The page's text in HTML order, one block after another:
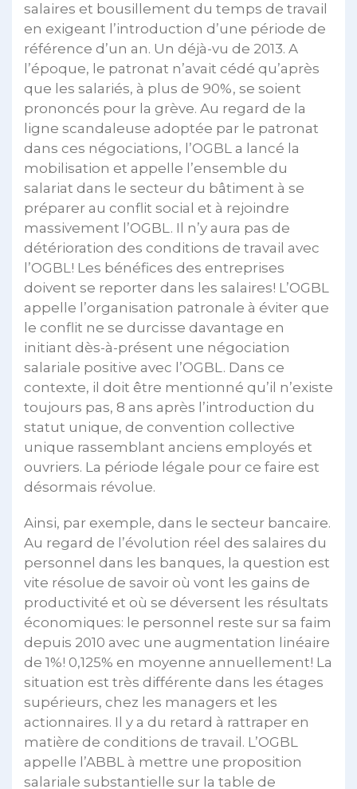
salaires et bousillement du temps de travail
en exigeant l’introduction d’une période de
référence d’un an. Un déjà-vu de 2013. A
l’époque, le patronat n’avait cédé qu’après
que les salariés, à plus de 90%, se soient
prononcés pour la grève. Au regard de la
ligne scandaleuse adoptée par le patronat
dans ces négociations, l’OGBL a lancé la
mobilisation et appelle l’ensemble du
salariat dans le secteur du bâtiment à se
préparer au conflit social et à rejoindre
massivement l’OGBL. Il n’y aura pas de
détérioration des conditions de travail avec
l’OGBL! Les bénéfices des entreprises
doivent se reporter dans les salaires! L’OGBL
appelle l’organisation patronale à éviter que
le conflit ne se durcisse davantage en
initiant dès-à-présent une négociation
salariale positive avec l’OGBL. Dans ce
contexte, il doit être mentionné qu’il n’existe
toujours pas, 8 ans après l’introduction du
statut unique, de convention collective
unique rassemblant anciens employés et
ouvriers. La période légale pour ce faire est
désormais révolue.
Ainsi, par exemple, dans le secteur bancaire.
Au regard de l’évolution réel des salaires du
personnel dans les banques, la question est
vite résolue de savoir où vont les gains de
productivité et où se déversent les résultats
économiques: le personnel reste sur sa faim
depuis 2010 avec une augmentation linéaire
de 1%! 0,125% en moyenne annuellement! La
situation est très différente dans les étages
supérieurs, chez les managers et les
actionnaires. Il y a du retard à rattraper en
matière de conditions de travail. L’OGBL
appelle l’ABBL à mettre une proposition
salariale substantielle sur la table de